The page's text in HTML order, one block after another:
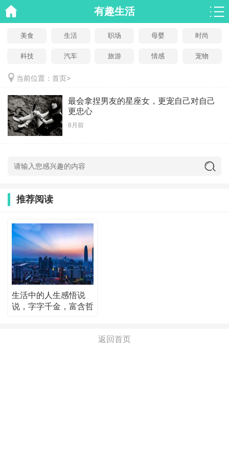
有趣生活
美食 生活 职场 母婴 时尚
科技 汽车 旅游 情感 宠物
当前位置： 首页>
最会拿捏男友的星座女，更宠自己对自己
更忠心
8月前
推荐阅读
生活中的人生感悟说
说，字字千金，富含哲
返回首页